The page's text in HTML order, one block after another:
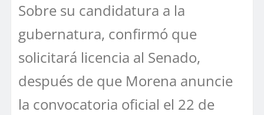
Sobre su candidatura a la
gubernatura, confirmó que
solicitará licencia al Senado,
después de que Morena anuncie
la convocatoria oficial el 22 de